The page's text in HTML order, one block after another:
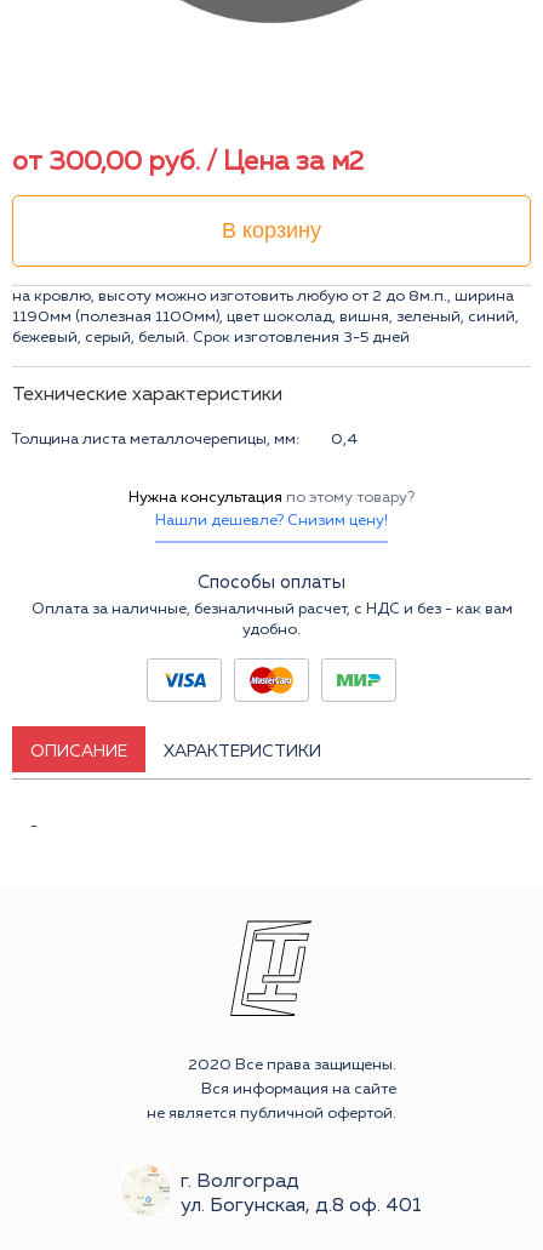
от 300,00 руб. / Цена за м2
В корзину
на кровлю, высоту можно изготовить любую от 2 до 8м.п., ширина
1190мм (полезная 1100мм), цвет шоколад, вишня, зеленый, синий,
бежевый, серый, белый. Срок изготовления 3-5 дней
Технические характеристики
Толщина листа металлочерепицы, мм: 0,4
Нужна консультация по этому товару?
Нашли дешевле? Снизим цену!
Способы оплаты
Оплата за наличные, безналичный расчет, с НДС и без - как вам
удобно.
ОПИСАНИЕ ХАРАКТЕРИСТИКИ
-
2020 Все права защищены.
Вся информация на сайте
не является публичной офертой.
г. Волгоград
ул. Богунская, д.8 оф. 401